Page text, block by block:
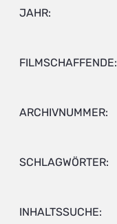
JAHR:
FILMSCHAFFENDE:
ARCHIVNUMMER:
SCHLAGWÖRTER:
INHALTSSUCHE: